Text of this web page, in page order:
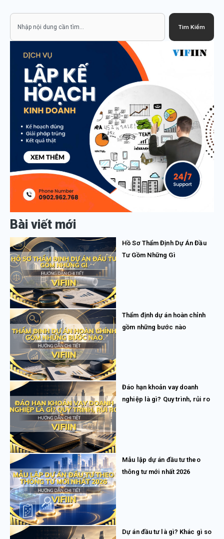
Tìm Kiếm
Bài viết mới
Hồ Sơ Thẩm Định Dự Án Đầu
Tư Gồm Những Gì
Thẩm định dự án hoàn chỉnh
gồm những bước nào
Đáo hạn khoản vay doanh
nghiệp là gì? Quy trình, rủi ro
Mẫu lập dự án đầu tư theo
thông tư mới nhất 2026
Dự án đầu tư là gì? Khác gì so